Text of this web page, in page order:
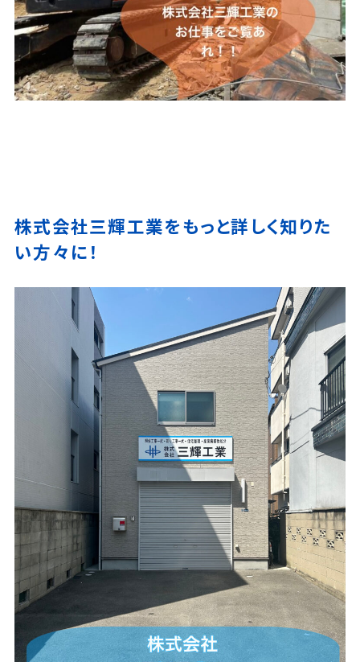
株式会社三輝工業をもっと詳しく知りた
い方々に！